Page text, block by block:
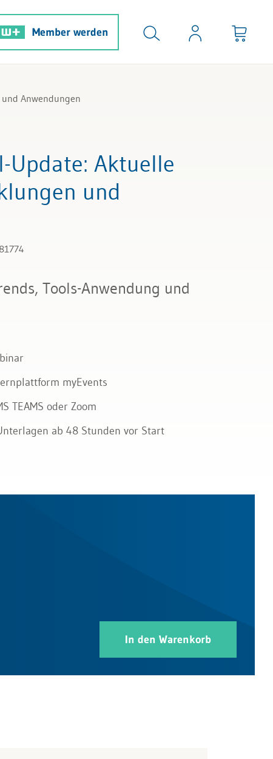
Member werden
Anwendungen
Update: Aktuelle
und
Tools-Anwendung und
myEvents
TEAMS oder Zoom
ab 48 Stunden vor Start
In den Warenkorb